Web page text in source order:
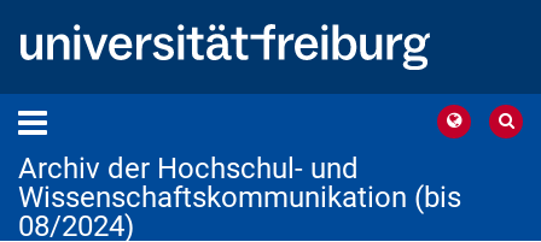
Archiv der Hochschul- und
Wissenschaftskommunikation (bis
08/2024)